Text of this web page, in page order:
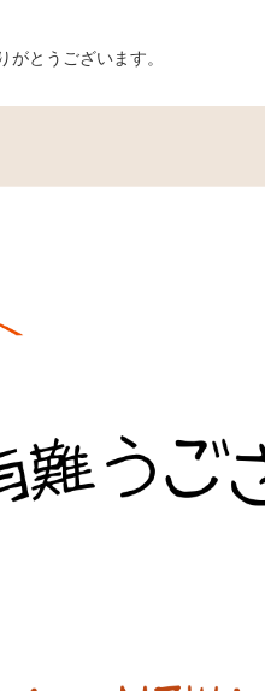
とうございます。